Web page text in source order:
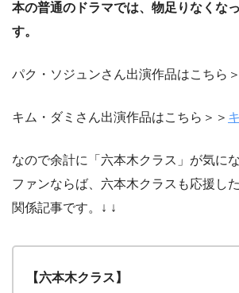
本の普通のドラマでは、物足りなくな
す。
パク・ソジュンさん出演作品はこちら
キム・ダミさん出演作品はこちら＞＞
なので余計に「六本木クラス」が気に
ファンならば、六本木クラスも応援し
関係記事です。↓ ↓
【六本木クラス】